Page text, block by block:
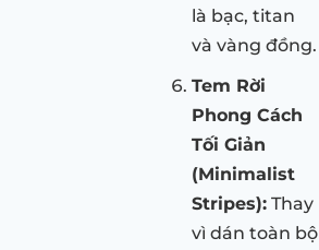
là bạc, titan
và vàng đồng.
Tem Rời
Phong Cách
Tối Giản
(Minimalist
Stripes): Thay
vì dán toàn bộ